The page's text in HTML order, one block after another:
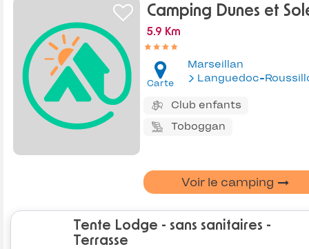
Camping Dunes et
5.9 Km
Carte
Marseillan
Languedoc-
Club enfants
Toboggan
Voir le camping
Tente Lodge - sans sanitaires -
Terrasse